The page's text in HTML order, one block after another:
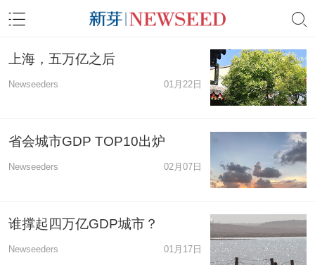
上海，五万亿之后
Newseeders 01月22日
省会城市GDP TOP10出炉
Newseeders 02月07日
谁撑起四万亿GDP城市？
Newseeders 01月17日